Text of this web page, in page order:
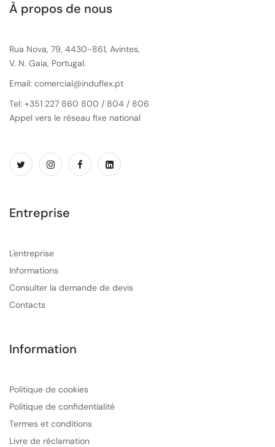
À propos de nous
Rua Nova, 79, 4430-861, Avintes,
V. N. Gaia, Portugal.
Email: comercial@induflex.pt
Tel: +351 227 860 800 / 804 / 806
Appel vers le réseau fixe national
Entreprise
L'entreprise
Informations
Consulter la demande de devis
Contacts
Information
Politique de cookies
Politique de confidentialité
Termes et conditions
Livre de réclamation